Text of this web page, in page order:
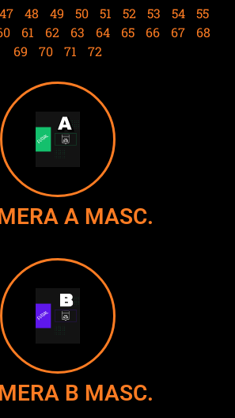
47 48 49 50 51 52 53 54
55
61 62 63 64 65 66 67
68
69
70 71 72
A MASC.
B MASC.